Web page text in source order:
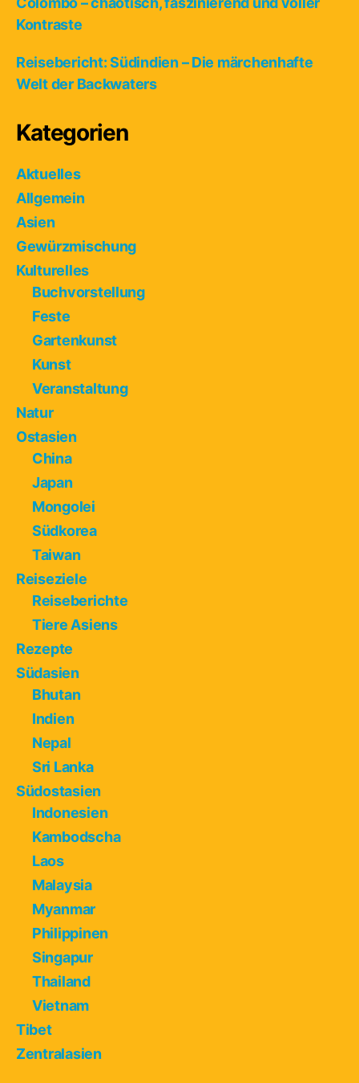
Kontraste
Reisebericht: Südindien – Die märchenhafte
Welt der Backwaters
Kategorien
Aktuelles
Allgemein
Asien
Gewürzmischung
Kulturelles
Buchvorstellung
Feste
Gartenkunst
Kunst
Veranstaltung
Natur
Ostasien
China
Japan
Mongolei
Südkorea
Taiwan
Reiseziele
Reiseberichte
Tiere Asiens
Rezepte
Südasien
Bhutan
Indien
Nepal
Sri Lanka
Südostasien
Indonesien
Kambodscha
Laos
Malaysia
Myanmar
Philippinen
Singapur
Thailand
Vietnam
Tibet
Zentralasien